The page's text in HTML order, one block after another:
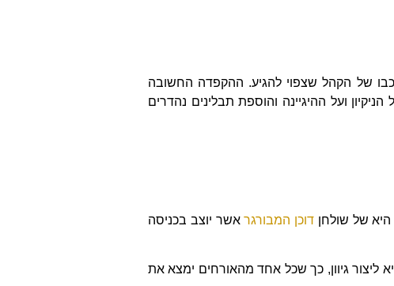
של הקהל שצפוי להגיע. ההקפדה החשובה
ועל ההיגיינה והוספת תבלינים נהדרים
של שולחן דוכן המבורגראשר יוצב בכניסה
ליצור גיוון, כך שכל אחד מהאורחים ימצא את